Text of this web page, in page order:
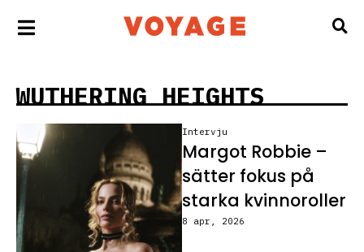
WUTHERING HEIGHTS
Intervju
Margot Robbie –
sätter fokus på
starka kvinnoroller
8 apr, 2026